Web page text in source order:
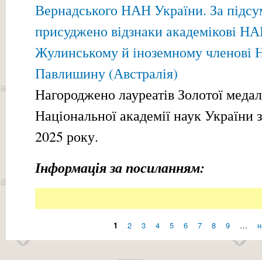
Вернадського НАН України. За
присуджено відзнаки академікові
Жулинському й іноземному
Павлишину (Австралія)
Нагороджено лауреатів Золотої
Національної академії наук
2025 року.
Інформація за посиланням:
Сторінки
1 2 3 4 5 6 7 8 9 …